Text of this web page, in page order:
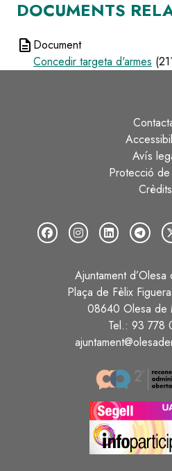
DOCUMENTS
description Document
Concedir targeta d'armes
Avís
Protecció
Crèdits
Ajuntament
Plaça de Fèlix
08640 Olesa de
Tel.: 93 778
Image
Image